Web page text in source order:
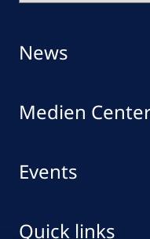
News
Medien
Events
Quick links